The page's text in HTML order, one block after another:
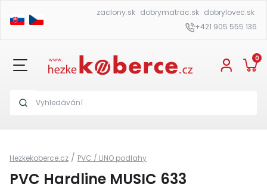
zaclony.sk dobrymatrac.sk dobrylovec.sk
+421 905 555 136
0
Hezkekoberce.cz / PVC / LINO podlahy
PVC Hardline MUSIC 633